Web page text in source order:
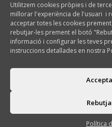
Utilitzem cookies pròpies i de
millorar l'experiència de l'usuari i
acceptar totes les cookies
rebutjar-les prement el botó
informació i configurar les teves
instruccions detallades en nostra
Política